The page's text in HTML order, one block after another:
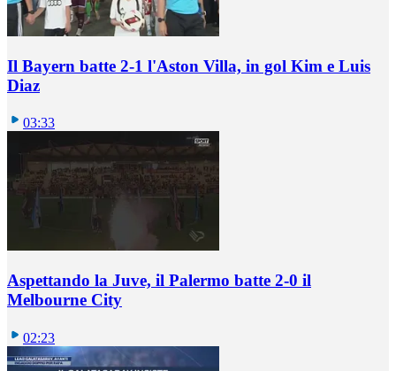
Il Bayern batte 2-1 l'Aston Villa, in gol Kim e Luis
Diaz
03:33
Aspettando la Juve, il Palermo batte 2-0 il
Melbourne City
02:23